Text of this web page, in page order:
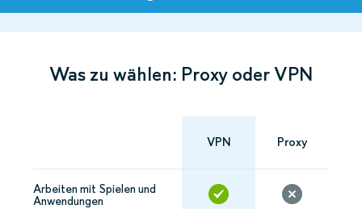
Was zu wählen: Proxy oder VPN
VPN Proxy
Arbeiten mit Spielen und
Anwendungen